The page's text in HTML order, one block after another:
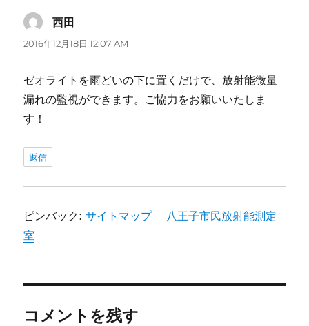
西田
り:
2016年12月18日 12:07 AM
ゼオライトを雨どいの下に置くだけで、放射能微量
漏れの監視ができます。ご協力をお願いいたしま
す！
返信
ピンバック:サイトマップ – 八王子市民放射能測定
室
コメントを残す